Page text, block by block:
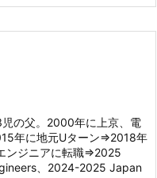
の父。2000年に上京、電
年に地元Uターン⇒2018年
ンジニアに転職⇒2025
、2024-2025 Japan